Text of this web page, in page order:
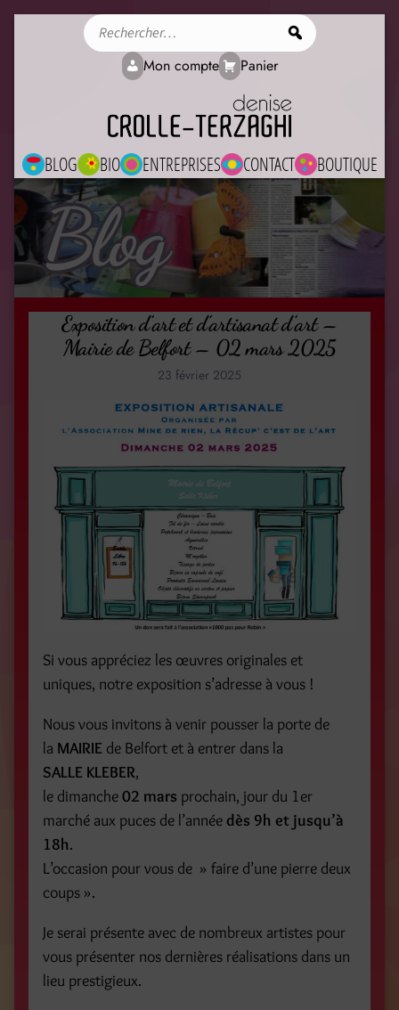
BLOG BIO ENTREPRISES CONTACT BOUTIQUE
Mon compte Panier
Blog
Exposition d’art et d’artisanat d’art –
Mairie de Belfort – 02 mars 2025
23 février 2025
Si vous appréciez les œuvres originales et
uniques, notre exposition s’adresse à vous !
Nous vous invitons à venir pousser la porte de
la MAIRIE de Belfort et à entrer dans la
SALLE KLEBER,
le dimanche02 mars prochain, jour du 1er
marché aux puces de l’année dès 9h et jusqu’à
18h.
L’occasion pour vous de » faire d’une pierre deux
coups ».
Je serai présente avec de nombreux artistes pour
vous présenter nos dernières réalisations dans un
lieu prestigieux.